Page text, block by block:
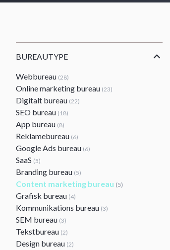
BUREAUTYPE
Webbureau (28)
Online marketing bureau (23)
Digitalt bureau (22)
SEO bureau (18)
App bureau (8)
Reklamebureau (6)
Google Ads bureau (6)
SaaS (5)
Branding bureau (5)
Content marketing bureau (5)
Grafisk bureau (4)
Kommunikations bureau (3)
SEM bureau (3)
Tekstbureau (2)
Design bureau (2)